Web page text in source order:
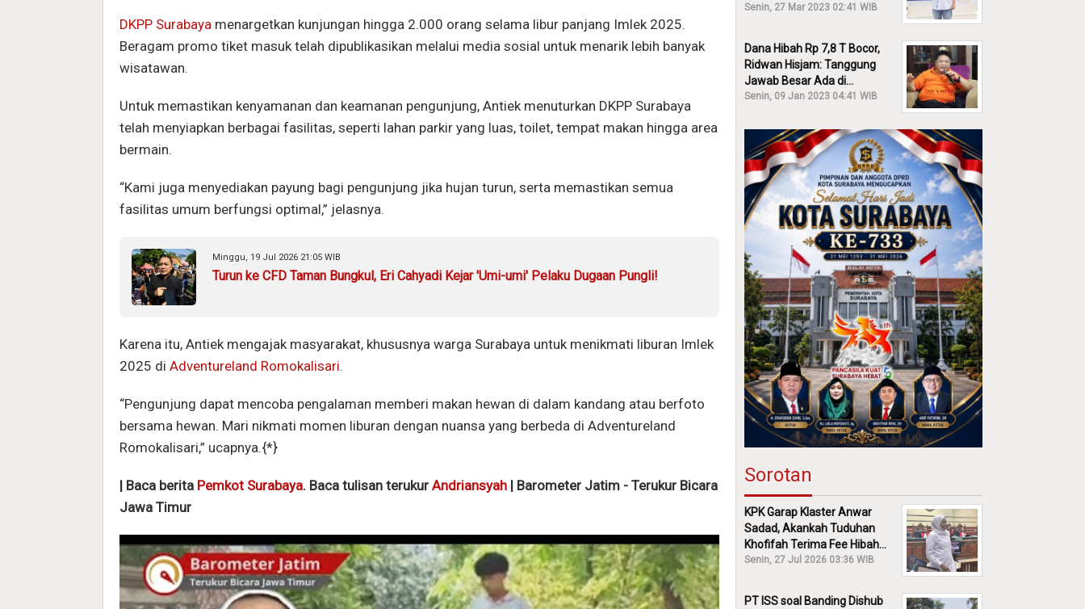
DKPP Surabaya menargetkan kunjungan hingga 2.000 orang selama libur panjang Imlek 2025.
Beragam promo tiket masuk telah dipublikasikan melalui media sosial untuk menarik lebih banyak
wisatawan.
Untuk memastikan kenyamanan dan keamanan pengunjung, Antiek menuturkan DKPP Surabaya
telah menyiapkan berbagai fasilitas, seperti lahan parkir yang luas, toilet, tempat makan hingga area
bermain.
“Kami juga menyediakan payung bagi pengunjung jika hujan turun, serta memastikan semua
fasilitas umum berfungsi optimal,” jelasnya.
Minggu, 19 Jul 2026 21:05 WIB
Turun ke CFD Taman Bungkul, Eri Cahyadi Kejar 'Umi-umi' Pelaku Dugaan Pungli!
Karena itu, Antiek mengajak masyarakat, khususnya warga Surabaya untuk menikmati liburan Imlek
2025 di Adventureland Romokalisari.
“Pengunjung dapat mencoba pengalaman memberi makan hewan di dalam kandang atau berfoto
bersama hewan. Mari nikmati momen liburan dengan nuansa yang berbeda di Adventureland
Romokalisari,” ucapnya.{*}
| Baca berita Pemkot Surabaya. Baca tulisan terukur Andriansyah | Barometer Jatim - Terukur Bicara
Jawa Timur
Sekali Kalau Ada yang
Senin, 27 Mar 2023 02:41 WIB
Dana Hibah Rp 7,8 T Bocor,
Ridwan Hisjam: Tanggung
Jawab Besar Ada di
Pemprov, Bukan DPRD Jatim!
Senin, 09 Jan 2023 04:41 WIB
Sorotan
KPK Garap Klaster Anwar
Sadad, Akankah Tuduhan
Khofifah Terima Fee Hibah
30% Diusut?
Senin, 27 Jul 2026 03:36 WIB
PT ISS soal Banding Dishub